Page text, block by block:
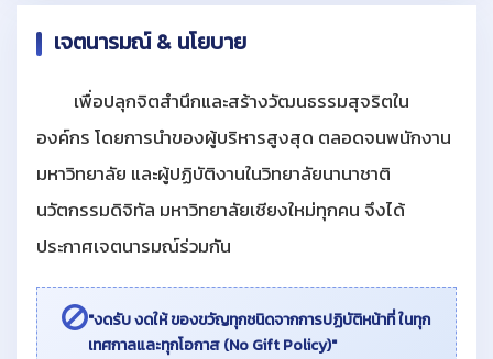
เจตนารมณ์ & นโยบาย
เพื่อปลุกจิตสำนึกและสร้างวัฒนธรรมสุจริตใน
องค์กร โดยการนำของผู้บริหารสูงสุด ตลอดจนพนักงาน
มหาวิทยาลัย และผู้ปฏิบัติงานในวิทยาลัยนานาชาติ
นวัตกรรมดิจิทัล มหาวิทยาลัยเชียงใหม่ทุกคน จึงได้
ประกาศเจตนารมณ์ร่วมกัน
"งดรับ งดให้ ของขวัญทุกชนิดจากการปฏิบัติหน้าที่ ในทุก
เทศกาลและทุกโอกาส (No Gift Policy)"